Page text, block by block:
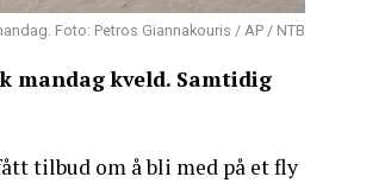
Foto: Petros Giannakouris / AP / NTB
mandag kveld. Samtidig
tilbud om å bli med på et fly